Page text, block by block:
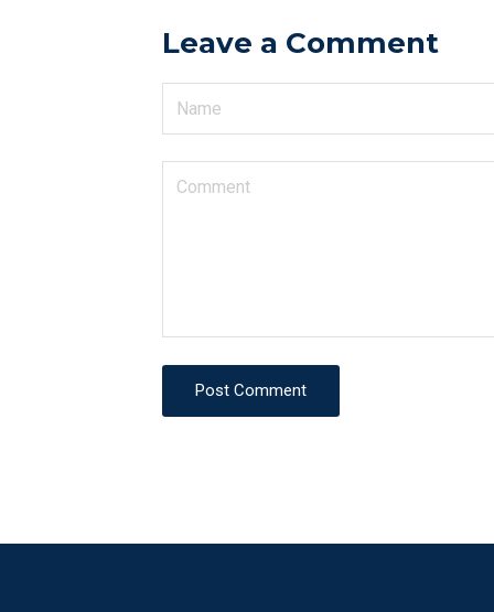
Leave a Comment
Post Comment